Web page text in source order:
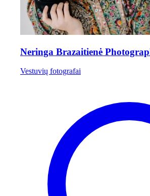
Neringa Brazaitienė
Vestuvių fotografai